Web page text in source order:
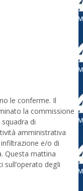
le conferme. Il
la commissione
di
amministrativa
e/o di
Questa mattina
sull’operato degli